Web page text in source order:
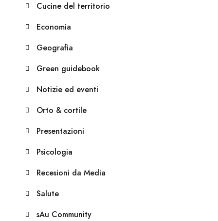
Cucine del territorio
Economia
Geografia
Green guidebook
Notizie ed eventi
Orto & cortile
Presentazioni
Psicologia
Recesioni da Media
Salute
sAu Community